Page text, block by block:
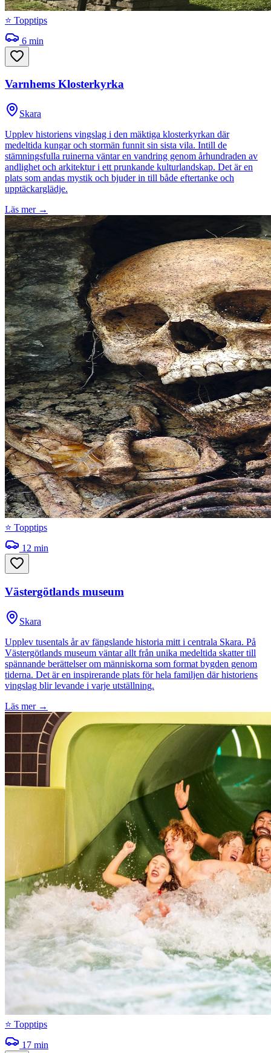
⭐ Topptips
6 min
Varnhems Klosterkyrka
Skara
Upplev historiens vingslag i den mäktiga klosterkyrkan där
medeltida kungar och stormän funnit sin sista vila. Intill de
stämningsfulla ruinerna väntar en vandring genom århundraden av
andlighet och arkitektur i ett prunkande kulturlandskap. Det är en
plats som andas mystik och bjuder in till både eftertanke och
upptäckarglädje.
Läs mer →
⭐ Topptips
12 min
Västergötlands museum
Skara
Upplev tusentals år av fängslande historia mitt i centrala Skara. På
Västergötlands museum väntar allt från unika medeltida skatter till
spännande berättelser om människorna som format bygden genom
tiderna. Det är en inspirerande plats för hela familjen där historiens
vingslag blir levande i varje utställning.
Läs mer →
⭐ Topptips
17 min